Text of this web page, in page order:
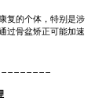
复的个体，特别是涉
过骨盆矫正可能加速